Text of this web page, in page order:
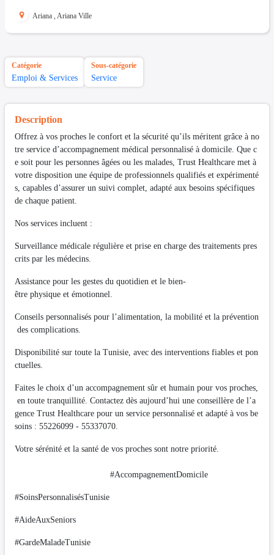
Ariana , Ariana Ville
Catégorie
Emploi & Services
Sous-catégorie
Service
Description
Offrez à vos proches le confort et la sécurité qu’ils méritent grâce à no
tre service d’accompagnement médical personnalisé à domicile. Que c
e soit pour les personnes âgées ou les malades, Trust Healthcare met à
votre disposition une équipe de professionnels qualifiés et expérimenté
s, capables d’assurer un suivi complet, adapté aux besoins spécifiques
de chaque patient.
Nos services incluent :
Surveillance médicale régulière et prise en charge des traitements pres
crits par les médecins.
Assistance pour les gestes du quotidien et le bien-
être physique et émotionnel.
Conseils personnalisés pour l’alimentation, la mobilité et la prévention
des complications.
Disponibilité sur toute la Tunisie, avec des interventions fiables et pon
ctuelles.
Faites le choix d’un accompagnement sûr et humain pour vos proches,
en toute tranquillité. Contactez dès aujourd’hui une conseillère de l’a
gence Trust Healthcare pour un service personnalisé et adapté à vos be
soins : 55226099 - 55337070.
Votre sérénité et la santé de vos proches sont notre priorité.
#AccompagnementDomicile
#SoinsPersonnalisésTunisie
#AideAuxSeniors
#GardeMaladeTunisie